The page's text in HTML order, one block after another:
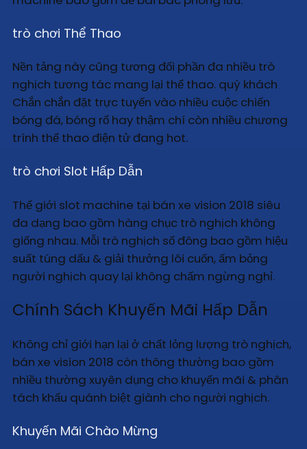
trò chơi Thể Thao
Nền tảng này cũng tương đối phần đa nhiều trò
nghịch tương tác mang lại thể thao. quý khách
Chắn chắn đặt trực tuyến vào nhiều cuộc chiến
bóng đá, bóng rổ hay thậm chí còn nhiều chương
trình thể thao điện tử đang hot.
trò chơi Slot Hấp Dẫn
Thế giới slot machine tại bán xe vision 2018 siêu
đa dạng bao gồm hàng chục trò nghịch không
giống nhau. Mỗi trò nghịch số đông bao gồm hiệu
suất túng dấu & giải thưởng lôi cuốn, ấm bỏng
người nghịch quay lại không chấm ngừng nghỉ.
Chính Sách Khuyến Mãi Hấp Dẫn
Không chỉ giới hạn lại ở chất lỏng lượng trò nghịch,
bán xe vision 2018 còn thông thường bao gồm
nhiều thường xuyên dụng cho khuyến mãi & phân
tách khấu quánh biệt giành cho người nghịch.
Khuyến Mãi Chào Mừng